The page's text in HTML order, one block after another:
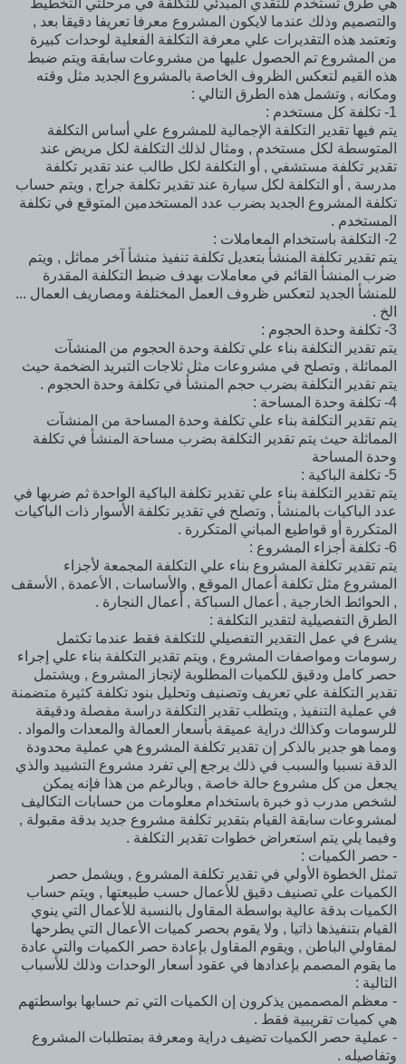
والتصميم وذلك عندما لايكون المشروع معرفا تعريفا دقيقا بعد ,
وتعتمد هذه التقديرات علي معرفة التكلفة الفعلية لوحدات كبيرة
من المشروع تم الحصول عليها من مشروعات سابقة ويتم ضبط
هذه القيم لتعكس الظروف الخاصة بالمشروع الجديد مثل وقته
ومكانه , وتشمل هذه الطرق التالي :
1- تكلفة كل مستخدم :
يتم فيها تقدير التكلفة الإجمالية للمشروع علي أساس التكلفة
المتوسطة لكل مستخدم , ومثال لذلك التكلفة لكل مريض عند
تقدير تكلفة مستشفي , أو التكلفة لكل طالب عند تقدير تكلفة
مدرسة , أو التكلفة لكل سيارة عند تقدير تكلفة جراج , ويتم حساب
تكلفة المشروع الجديد بضرب عدد المستخدمين المتوقع في تكلفة
المستخدم .
2- التكلفة باستخدام المعاملات :
يتم تقدير تكلفة المنشأ بتعديل تكلفة تنفيذ منشأ آخر مماثل , ويتم
ضرب المنشأ القائم في معاملات بهدف ضبط التكلفة المقدرة
للمنشأ الجديد لتعكس ظروف العمل المختلفة ومصاريف العمال ...
الخ .
3- تكلفة وحدة الحجوم :
يتم تقدير التكلفة بناء علي تكلفة وحدة الحجوم من المنشآت
المماثلة , وتصلح في مشروعات مثل ثلاجات التبريد الضخمة حيث
يتم تقدير التكلفة بضرب حجم المنشأ في تكلفة وحدة الحجوم .
4- تكلفة وحدة المساحة :
يتم تقدير التكلفة بناء علي تكلفة وحدة المساحة من المنشآت
المماثلة حيث يتم تقدير التكلفة بضرب مساحة المنشأ في تكلفة
وحدة المساحة
5- تكلفة الباكية :
يتم تقدير التكلفة بناء علي تقدير تكلفة الباكية الواحدة ثم ضربها في
عدد الباكيات بالمنشأ , وتصلح في تقدير تكلفة الأسوار ذات الباكيات
المتكررة أو قواطيع المباني المتكررة .
6- تكلفة أجزاء المشروع :
يتم تقدير تكلفة المشروع بناء علي التكلفة المجمعة لأجزاء
المشروع مثل تكلفة أعمال الموقع , والأساسات , الأعمدة , الأسقف
, الحوائط الخارجية , أعمال السباكة , أعمال النجارة .
الطرق التفصيلية لتقدير التكلفة :
يشرع في عمل التقدير التفصيلي للتكلفة فقط عندما تكتمل
رسومات ومواصفات المشروع , ويتم تقدير التكلفة بناء علي إجراء
حصر كامل ودقيق للكميات المطلوبة لإنجاز المشروع , ويشتمل
تقدير التكلفة علي تعريف وتصنيف وتحليل بنود تكلفة كثيرة متضمنة
في عملية التنفيذ , ويتطلب تقدير التكلفة دراسة مفصلة ودقيقة
للرسومات وكذالك دراية عميقة بأسعار العمالة والمعدات والمواد .
ومما هو جدير بالذكر إن تقدير تكلفة المشروع هي عملية محدودة
الدقة نسبيا والسبب في ذلك يرجع إلي تفرد مشروع التشييد والذي
يجعل من كل مشروع حالة خاصة , وبالرغم من هذا فإنه يمكن
لشخص مدرب ذو خبرة باستخدام معلومات من حسابات التكاليف
لمشروعات سابقة القيام بتقدير تكلفة مشروع جديد بدقة مقبولة ,
وفيما يلي يتم استعراض خطوات تقدير التكلفة .
- حصر الكميات :
تمثل الخطوة الأولي في تقدير تكلفة المشروع , ويشمل حصر
الكميات علي تصنيف دقيق للأعمال حسب طبيعتها , ويتم حساب
الكميات بدقة عالية بواسطة المقاول بالنسبة للأعمال التي ينوي
القيام بتنفيذها ذاتيا , ولا يقوم بحصر كميات الأعمال التي يطرحها
لمقاولي الباطن , ويقوم المقاول بإعادة حصر الكميات والتي عادة
ما يقوم المصمم بإعدادها في عقود أسعار الوحدات وذلك للأسباب
التالية :
- معظم المصممين يذكرون إن الكميات التي تم حسابها بواسطتهم
هي كميات تقريبية فقط .
- عملية حصر الكميات تضيف دراية ومعرفة بمتطلبات المشروع
وتفاصيله .